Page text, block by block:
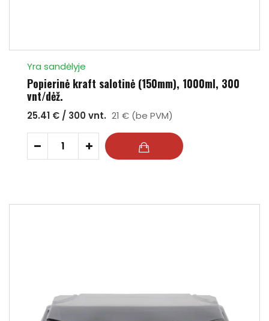
Yra sandėlyje
Popierinė kraft salotinė (150mm), 1000ml, 300
vnt/dėž.
25.41 € / 300 vnt. 21 € (be PVM)
- +